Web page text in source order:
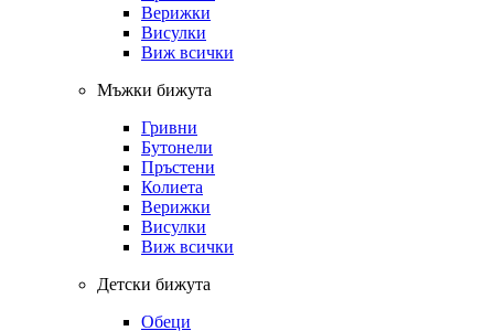
Верижки
Висулки
Виж всички
Мъжки бижута
Гривни
Бутонели
Пръстени
Колиета
Верижки
Висулки
Виж всички
Детски бижута
Обеци